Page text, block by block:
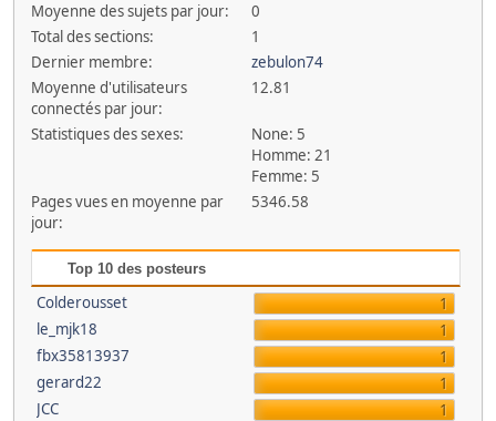
Moyenne des sujets par jour:
0
Total des sections:
1
Dernier membre:
zebulon74
Moyenne d'utilisateurs
connectés par jour:
12.81
Statistiques des sexes:
None: 5
Homme: 21
Femme: 5
Pages vues en moyenne par
jour:
5346.58
Top 10 des posteurs
Colderousset
1
le_mjk18
1
fbx35813937
1
gerard22
1
JCC
1